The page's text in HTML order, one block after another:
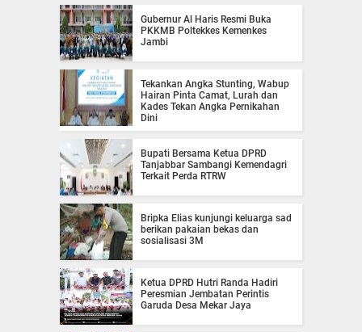
Gubernur Al Haris Resmi Buka
PKKMB Poltekkes Kemenkes
Jambi
Tekankan Angka Stunting, Wabup
Hairan Pinta Camat, Lurah dan
Kades Tekan Angka Pernikahan
Dini
Bupati Bersama Ketua DPRD
Tanjabbar Sambangi Kemendagri
Terkait Perda RTRW
Bripka Elias kunjungi keluarga sad
berikan pakaian bekas dan
sosialisasi 3M
Ketua DPRD Hutri Randa Hadiri
Peresmian Jembatan Perintis
Garuda Desa Mekar Jaya